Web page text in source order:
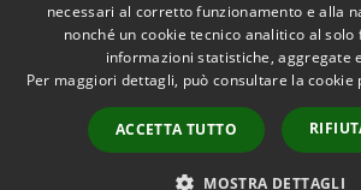
Accessibilità
necessari al corretto funzionamento e alla
nonché un cookie tecnico analitico al
informazioni statistiche, aggregate
Per maggiori dettagli, può consultare la cookie
ACCETTA TUTTO
MOSTRA DETTAGLI